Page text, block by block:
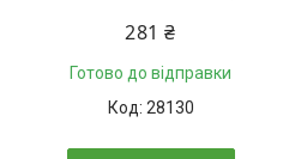
281 ₴
Готово до відправки
28130